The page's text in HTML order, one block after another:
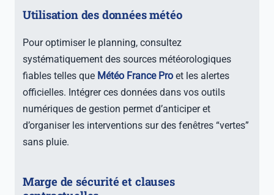
Utilisation des données météo
Pour optimiser le planning, consultez
systématiquement des sources météorologiques
fiables telles que Météo France Proet les alertes
officielles. Intégrer ces données dans vos outils
numériques de gestion permet d’anticiper et
d’organiser les interventions sur des fenêtres “vertes”
sans pluie.
Marge de sécurité et clauses